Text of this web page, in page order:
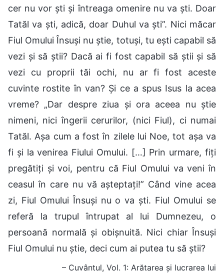
cer nu vor ști și întreaga omenire nu va ști. Doar
Tatăl va ști, adică, doar Duhul va ști”. Nici măcar
Fiul Omului Însuși nu știe, totuși, tu ești capabil să
vezi și să știi? Dacă ai fi fost capabil să știi și să
vezi cu proprii tăi ochi, nu ar fi fost aceste
cuvinte rostite în van? Și ce a spus Isus la acea
vreme? „Dar despre ziua și ora aceea nu știe
nimeni, nici îngerii cerurilor, (nici Fiul), ci numai
Tatăl. Așa cum a fost în zilele lui Noe, tot așa va
fi și la venirea Fiului Omului. […] Prin urmare, fiți
pregătiți și voi, pentru că Fiul Omului va veni în
ceasul în care nu vă așteptați!” Când vine acea
zi, Fiul Omului Însuși nu o va ști. Fiul Omului se
referă la trupul întrupat al lui Dumnezeu, o
persoană normală și obișnuită. Nici chiar Însuși
Fiul Omului nu știe, deci cum ai putea tu să știi?
– Cuvântul, Vol. 1: Arătarea și lucrarea lui